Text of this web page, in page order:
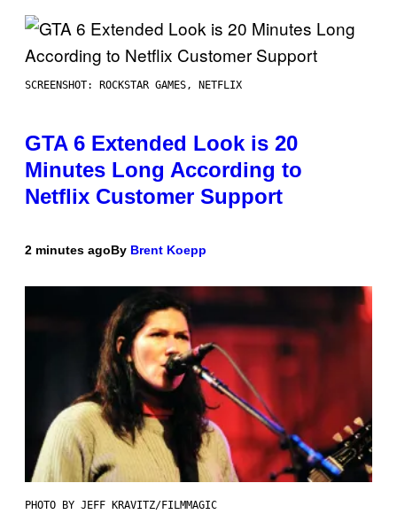
SCREENSHOT: ROCKSTAR GAMES, NETFLIX
GTA 6 Extended Look is 20
Minutes Long According to
Netflix Customer Support
2 minutes agoBy Brent Koepp
PHOTO BY JEFF KRAVITZ/FILMMAGIC